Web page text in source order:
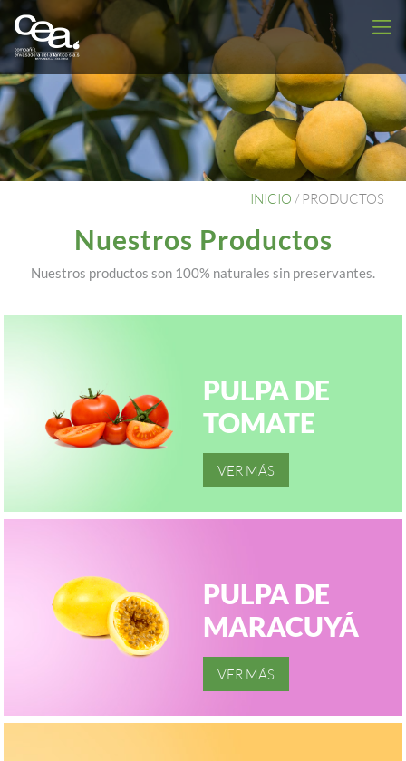
INICIO / PRODUCTOS
Nuestros Productos
Nuestros productos son 100% naturales sin preservantes.
PULPA DE
TOMATE
PULPA DE
MARACUYÁ